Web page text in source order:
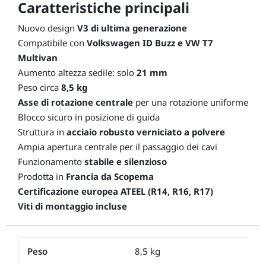
Caratteristiche principali
Nuovo design V3 di ultima generazione
Compatibile con Volkswagen ID Buzz e VW T7
Multivan
Aumento altezza sedile: solo 21 mm
Peso circa 8,5 kg
Asse di rotazione centrale per una rotazione uniforme
Blocco sicuro in posizione di guida
Struttura in acciaio robusto verniciato a polvere
Ampia apertura centrale per il passaggio dei cavi
Funzionamento stabile e silenzioso
Prodotta in Francia da Scopema
Certificazione europea ATEEL (R14, R16, R17)
Viti di montaggio incluse
Peso 8,5 kg